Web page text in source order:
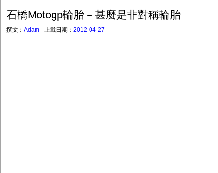
石橋Motogp輪胎－甚麼是非對稱輪胎
撰文： Adam 上載日期： 2012-04-27